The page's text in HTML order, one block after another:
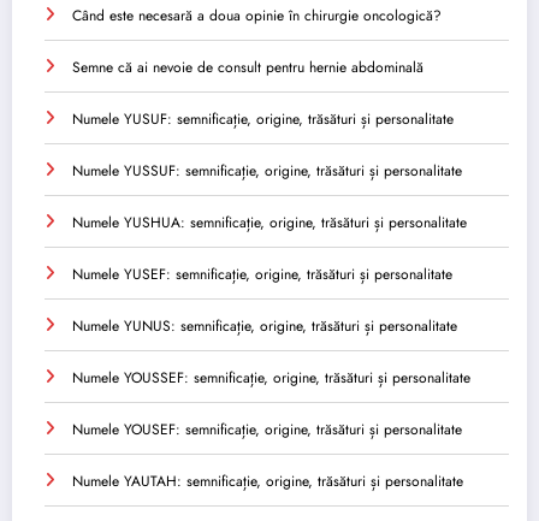
Când este necesară a doua opinie în chirurgie oncologică?
Semne că ai nevoie de consult pentru hernie abdominală
Numele YUSUF: semnificație, origine, trăsături și personalitate
Numele YUSSUF: semnificație, origine, trăsături și personalitate
Numele YUSHUA: semnificație, origine, trăsături și personalitate
Numele YUSEF: semnificație, origine, trăsături și personalitate
Numele YUNUS: semnificație, origine, trăsături și personalitate
Numele YOUSSEF: semnificație, origine, trăsături și personalitate
Numele YOUSEF: semnificație, origine, trăsături și personalitate
Numele YAUTAH: semnificație, origine, trăsături și personalitate